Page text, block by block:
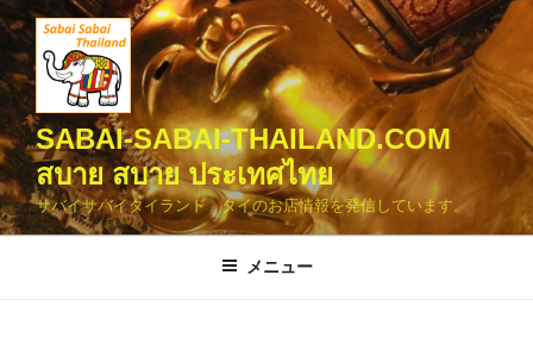
コ
ン
テ
ン
ツ
へ
ス
キ
ッ
SABAI-SABAI-THAILAND.COM
สบาย สบาย ประเทศไทย
サバイサバイタイランド タイのお店情報を発信しています。
メニュー